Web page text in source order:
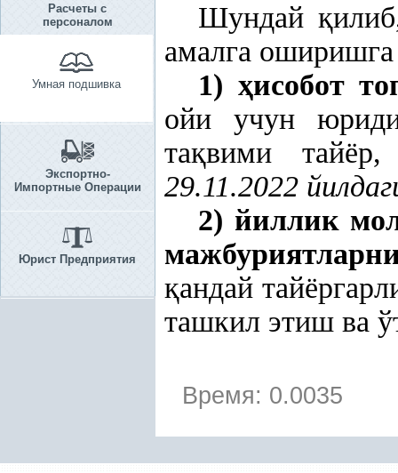
Расчеты с
персоналом
Умная подшивка
Экспортно-
Импортные Операции
Юрист Предприятия
Шундайқ
амалга
1) ҳисобот
ойи учун
тақвими
29.11.2022
2) йиллик
қандай
ташкил этиш ва
Время: 0.0035